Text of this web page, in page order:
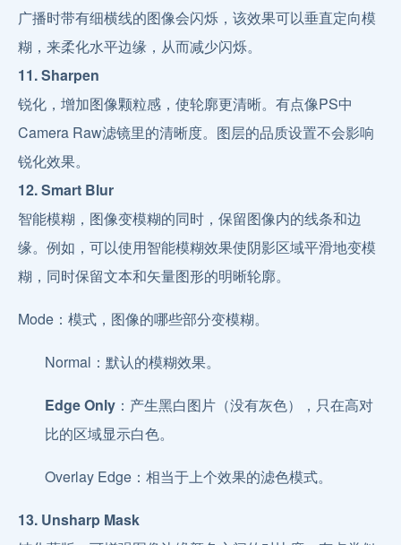
广播时带有细横线的图像会闪烁，该效果可以垂直定向模
糊，来柔化水平边缘，从而减少闪烁。
11. Sharpen
锐化，增加图像颗粒感，使轮廓更清晰。有点像PS中
Camera Raw滤镜里的清晰度。图层的品质设置不会影响
锐化效果。
12. Smart Blur
智能模糊，图像变模糊的同时，保留图像内的线条和边
缘。例如，可以使用智能模糊效果使阴影区域平滑地变模
糊，同时保留文本和矢量图形的明晰轮廓。
Mode：模式，图像的哪些部分变模糊。
Normal：默认的模糊效果。
Edge Only ：产生黑白图片（没有灰色），只在高对
比的区域显示白色。
Overlay Edge：相当于上个效果的滤色模式。
13. Unsharp Mask